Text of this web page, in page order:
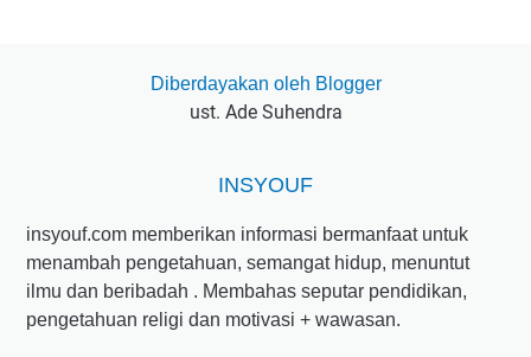
Diberdayakan oleh Blogger
ust. Ade Suhendra
INSYOUF
insyouf.com memberikan informasi bermanfaat untuk
menambah pengetahuan, semangat hidup, menuntut
ilmu dan beribadah . Membahas seputar pendidikan,
pengetahuan religi dan motivasi + wawasan.